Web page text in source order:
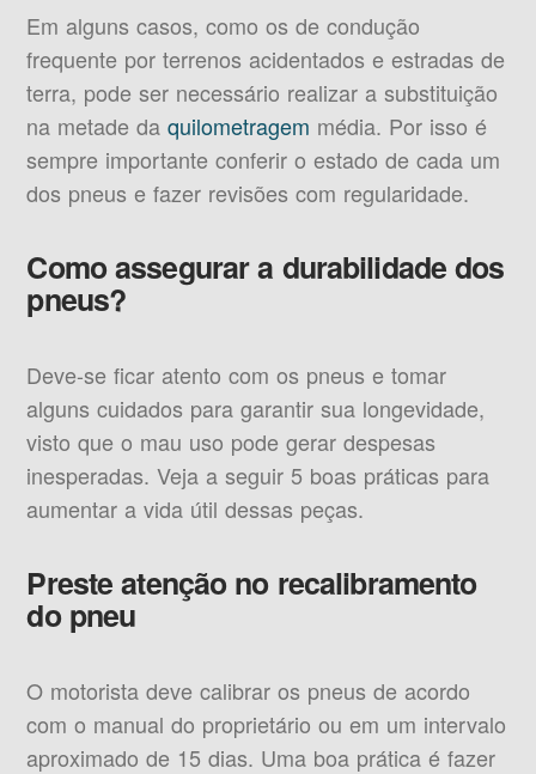
Em alguns casos, como os de condução
frequente por terrenos acidentados e estradas de
terra, pode ser necessário realizar a substituição
na metade daquilometragem média. Por isso é
sempre importante conferir o estado de cada um
dos pneus e fazer revisões com regularidade.
Como assegurar a durabilidade dos
pneus?
Deve-se ficar atento com os pneus e tomar
alguns cuidados para garantir sua longevidade,
visto que o mau uso pode gerar despesas
inesperadas. Veja a seguir 5 boas práticas para
aumentar a vida útil dessas peças.
Preste atenção no recalibramento
do pneu
O motorista deve calibrar os pneus de acordo
com o manual do proprietário ou em um intervalo
aproximado de 15 dias. Uma boa prática é fazer